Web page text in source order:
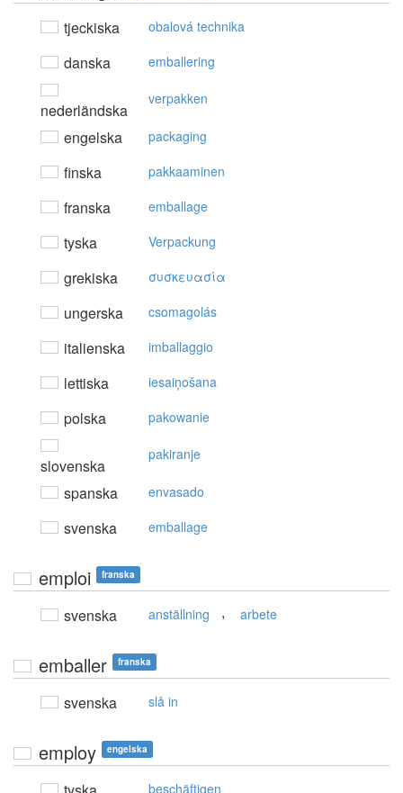
tjeckiska obalová technika
danska emballering
nederländska
verpakken
engelska packaging
finska pakkaaminen
franska emballage
tyska Verpackung
grekiska συσκευασία
ungerska csomagolás
italienska imballaggio
lettiska iesaiņošana
polska pakowanie
slovenska
pakiranje
spanska envasado
svenska emballage
emploi franska
svenska anställning , arbete
emballer franska
svenska slå in
employ engelska
beschäftigen